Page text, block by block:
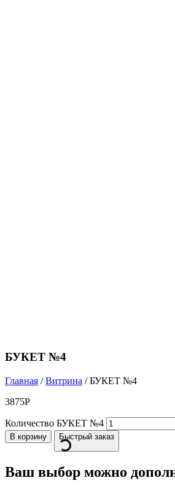
БУКЕТ №4
Главная /Витрина / БУКЕТ №4
3875Р
Количество БУКЕТ №4
В корзину Быстрый заказ
Ваш выбор можно